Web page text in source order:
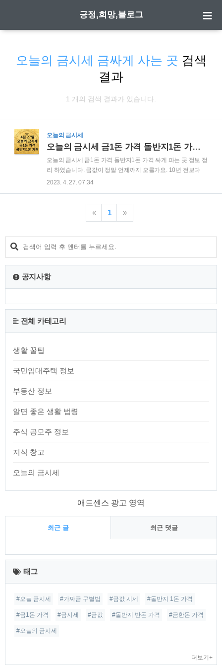
긍정,희망,블로그
오늘의 금시세 금싸게 사는 곳 검색
결과
1 개의 검색 결과가 있습니다.
오늘의 금시세
오늘의 금시세 금1돈 가격 돌반지1돈 가격 싸게 파는 곳
오늘의 금시세 금1돈 가격 돌반지1돈 가격 싸게 파는 곳 정보 정
리 하였습니다. 금값이 정말 언제까지 오를가요. 10년 전보다
50%가 올랐다고 하는데 금시세는 그럼에도 불구하고 지속 우
세 금1돈 가격입니다. 금 가격이 또 올랐네요. 순금시세 1돈
3.75g 기준 내가 살 때(VAT포함) 366,500 원 내가 팔 때
때 176,200 원 백금시세 내가 살 때 199,000 원 내가 팔 때
166,000 원 은시세 내가 살 때 4,743..
2023. 4. 27. 07:34
« 1 »
공지사항
전체 카테고리
생활 꿀팁
국민임대주택 정보
부동산 정보
알면 좋은 생활 법령
주식 공모주 정보
지식 창고
오늘의 금시세
애드센스 광고 영역
최근 글 최근 댓글
최
근
글
태그
#오늘 금시세 #가짜금 구별법 #금값 시세 #돌반지 1돈 가격
#금1돈 가격 #금시세 #금값 #돌반지 반돈 가격 #금한돈 가격
#오늘의 금시세
더보기+